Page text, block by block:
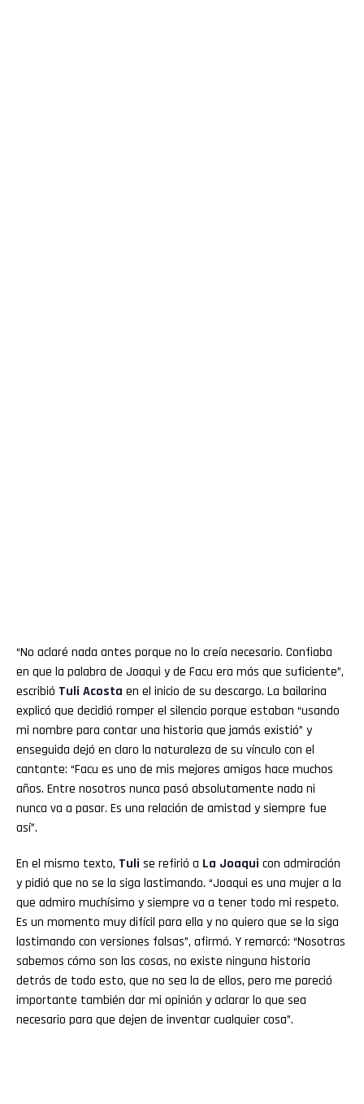
“No aclaré nada antes porque no lo creía necesario. Confiaba
en que la palabra de Joaqui y de Facu era más que suficiente”,
escribió Tuli Acosta en el inicio de su descargo. La bailarina
explicó que decidió romper el silencio porque estaban “usando
mi nombre para contar una historia que jamás existió” y
enseguida dejó en claro la naturaleza de su vínculo con el
cantante: “Facu es uno de mis mejores amigos hace muchos
años. Entre nosotros nunca pasó absolutamente nada ni
nunca va a pasar. Es una relación de amistad y siempre fue
así”.
En el mismo texto, Tuli se refirió a La Joaqui con admiración
y pidió que no se la siga lastimando. “Joaqui es una mujer a la
que admiro muchísimo y siempre va a tener todo mi respeto.
Es un momento muy difícil para ella y no quiero que se la siga
lastimando con versiones falsas”, afirmó. Y remarcó: “Nosotras
sabemos cómo son las cosas, no existe ninguna historia
detrás de todo esto, que no sea la de ellos, pero me pareció
importante también dar mi opinión y aclarar lo que sea
necesario para que dejen de inventar cualquier cosa”.